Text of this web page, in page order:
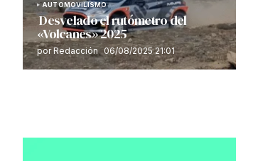
AUTOMOVILISMO
Desvelado el rutómetro del
«Volcanes» 2025
por Redacción 06/08/2025 21:01